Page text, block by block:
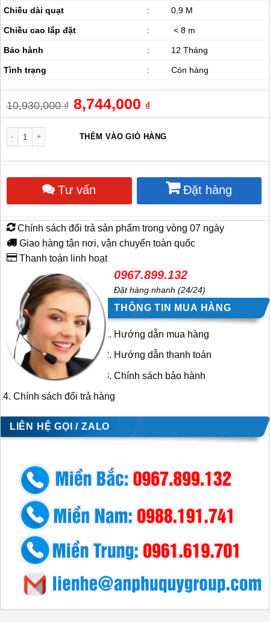
Chiều dài quạt : 0,9 M
Chiều cao lắp đặt : < 8 m
Bảo hành : 12 Tháng
Tình trạng : Còn hàng
10,930,000₫
Giá
gốc
là:
10,930,000 ₫.
8,744,000 ₫
Giá
hiện
tại
là:
8,744,000 ₫.
Quạt cắt gió Nanyoo FM-6009GY số lượng
THÊM VÀO GIỎ HÀNG
Tư vấn Đặt hàng
Chính sách đổi trả sản phẩm trong vòng 07 ngày
Giao hàng tận nơi, vận chuyển toàn quốc
Thanh toán linh hoạt
0967.899.132
Đặt hàng nhanh (24/24)
THÔNG TIN MUA HÀNG
Hướng dẫn mua hàng
Hướng dẫn thanh toán
Chính sách bảo hành
Chính sách đổi trả hàng
LIÊN HỆ GỌI / ZALO